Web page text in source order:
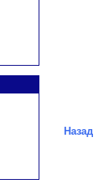
Назад